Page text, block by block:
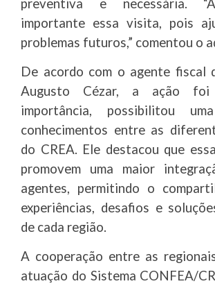
preventiva e necessária.
importante essa visita, pois
problemas futuros,” comentou o
De acordo com o agente fiscal
Augusto Cézar, a ação foi
importância, possibilitou
conhecimentos entre as
do CREA. Ele destacou que
promovem uma maior
agentes, permitindo o
experiências, desafios e
de cada região.
A cooperação entre as
atuação do Sistema CONFEA/